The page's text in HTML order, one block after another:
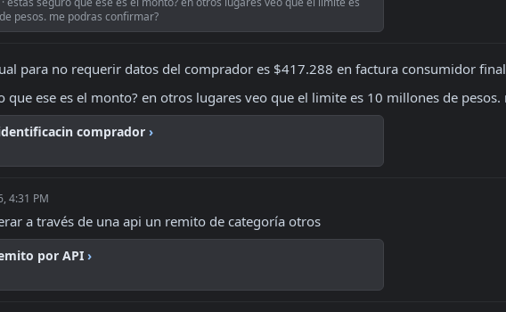
pesos. me podras confirmar?
para no requerir datos del comprador es $417.288 en factura consumidor
que ese es el monto? en otros lugares veo que el limite es 10 millones de
comprador ›
4:31 PM
a través de una api un remito de categoría otros
por API ›